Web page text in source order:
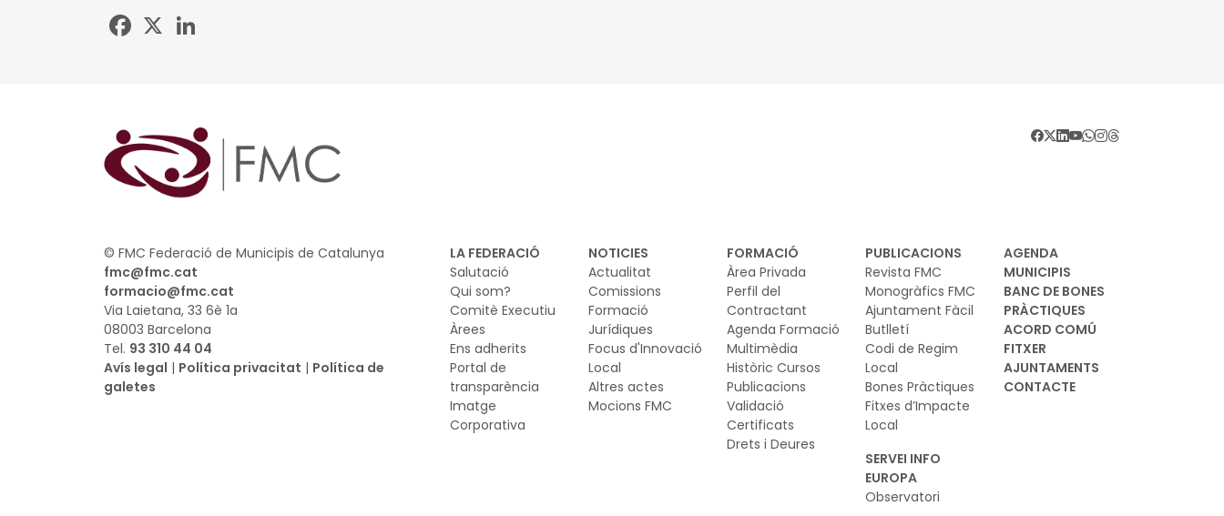
Facebook
LA FEDERACIÓ
Salutació
Qui som?
Comitè Executiu
Àrees
Ens adherits
Portal de
transparència
Imatge
Corporativa
NOTICIES
Actualitat
Comissions
Formació
Jurídiques
Focus d'Innovació
Local
Altres actes
Mocions FMC
FORMACIÓ
Àrea Privada
Perfil del
Contractant
Agenda Formació
Multimèdia
Històric Cursos
Publicacions
Validació
Certificats
Drets i Deures
PUBLICACIONS
Revista FMC
Monogràfics FMC
Ajuntament Fàcil
Butlletí
Codi de Regim
Local
Bones Pràctiques
Fitxes d’Impacte
Local
SERVEI INFO
EUROPA
Observatori
AGENDA
MUNICIPIS
BANC DE BONES
PRÀCTIQUES
ACORD COMÚ
FITXER
AJUNTAMENTS
CONTACTE
© FMC Federació de Municipis de Catalunya
fmc@fmc.cat
formacio@fmc.cat
Via Laietana, 33 6è 1a
08003 Barcelona
Tel. 93 310 44 04
Avís legal | Política privacitat | Política de
galetes